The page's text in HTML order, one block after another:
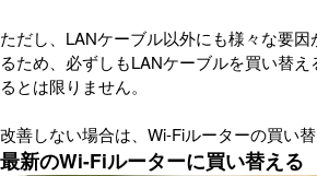
ただし、LANケーブル以外にも様々な要
るため、必ずしもLANケーブルを買い替
るとは限りません。
改善しない場合は、Wi-Fiルーターの買い
最新のWi-Fiルーターに買い替える